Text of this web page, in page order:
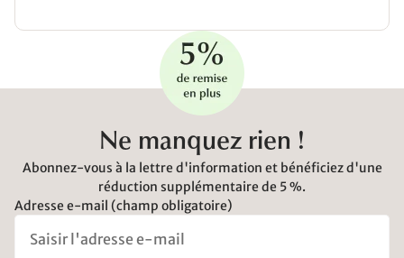
Ne manquez rien !
Abonnez-vous à la lettre d'information et bénéficiez d'une
réduction supplémentaire de 5 %.
Adresse e-mail (champ obligatoire)